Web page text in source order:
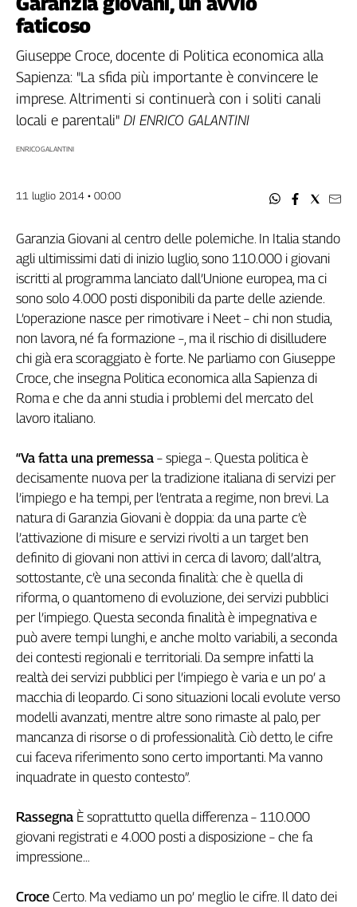
Filcams
Filctem
Fillea
Filt
Fiom
Fisac
Flc
Nidil
Spi
Inca
Caaf
Speciali
G8
di
Genova,
il
sangue
della
120
anni
Cgil
Collettiva
Academy
Collettiva
Play
Rubriche
Collettiva
Talk
La
settimana
Collettiva
Girasoli
Il
Sassolino
Linea
Tech
Easy
faticoso
Giuseppe Croce, docente di Politica economica alla
Sapienza: "La sfida più importante è convincere le
imprese. Altrimenti si continuerà con i soliti canali
locali e parentali" DI ENRICO GALANTINI
ENRICO GALANTINI
11 luglio 2014 • 00:00
Garanzia Giovani al centro delle polemiche. In Italia stando
agli ultimissimi dati di inizio luglio, sono 110.000 i giovani
iscritti al programma lanciato dall’Unione europea, ma ci
sono solo 4.000 posti disponibili da parte delle aziende.
L’operazione nasce per rimotivare i Neet – chi non studia,
non lavora, né fa formazione –, ma il rischio di disilludere
chi già era scoraggiato è forte. Ne parliamo con Giuseppe
Croce, che insegna Politica economica alla Sapienza di
Roma e che da anni studia i problemi del mercato del
lavoro italiano.
“Va fatta una premessa – spiega –. Questa politica è
decisamente nuova per la tradizione italiana di servizi per
l’impiego e ha tempi, per l’entrata a regime, non brevi. La
natura di Garanzia Giovani è doppia: da una parte c’è
l’attivazione di misure e servizi rivolti a un target ben
definito di giovani non attivi in cerca di lavoro; dall’altra,
sottostante, c’è una seconda finalità: che è quella di
riforma, o quantomeno di evoluzione, dei servizi pubblici
per l’impiego. Questa seconda finalità è impegnativa e
può avere tempi lunghi, e anche molto variabili, a seconda
dei contesti regionali e territoriali. Da sempre infatti la
realtà dei servizi pubblici per l’impiego è varia e un po’ a
macchia di leopardo. Ci sono situazioni locali evolute verso
modelli avanzati, mentre altre sono rimaste al palo, per
mancanza di risorse o di professionalità. Ciò detto, le cifre
cui faceva riferimento sono certo importanti. Ma vanno
inquadrate in questo contesto”.
Rassegna È soprattutto quella differenza – 110.000
giovani registrati e 4.000 posti a disposizione – che fa
impressione…
Croce Certo. Ma vediamo un po’ meglio le cifre. Il dato dei